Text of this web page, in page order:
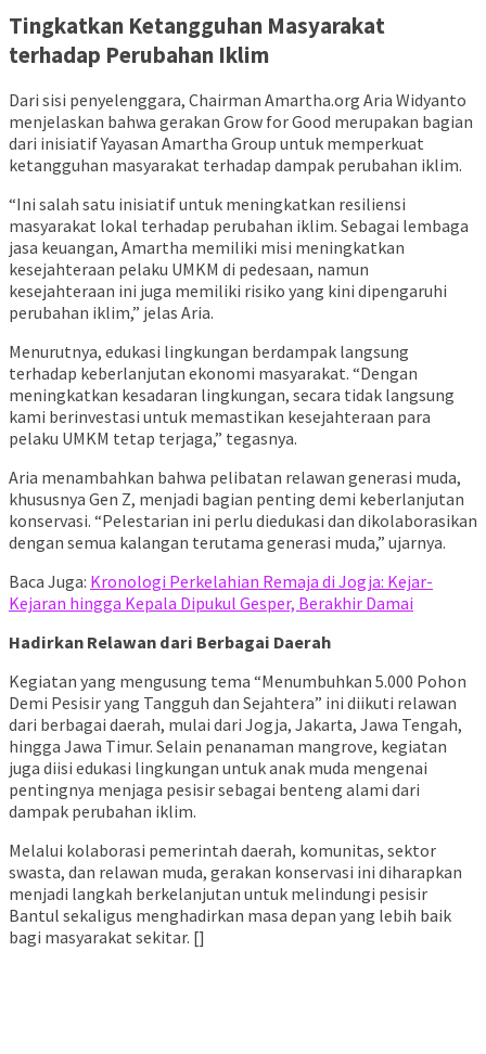
Tingkatkan Ketangguhan Masyarakat
terhadap Perubahan Iklim
Dari sisi penyelenggara, Chairman Amartha.org Aria Widyanto
menjelaskan bahwa gerakan Grow for Good merupakan bagian
dari inisiatif Yayasan Amartha Group untuk memperkuat
ketangguhan masyarakat terhadap dampak perubahan iklim.
“Ini salah satu inisiatif untuk meningkatkan resiliensi
masyarakat lokal terhadap perubahan iklim. Sebagai lembaga
jasa keuangan, Amartha memiliki misi meningkatkan
kesejahteraan pelaku UMKM di pedesaan, namun
kesejahteraan ini juga memiliki risiko yang kini dipengaruhi
perubahan iklim,” jelas Aria.
Menurutnya, edukasi lingkungan berdampak langsung
terhadap keberlanjutan ekonomi masyarakat. “Dengan
meningkatkan kesadaran lingkungan, secara tidak langsung
kami berinvestasi untuk memastikan kesejahteraan para
pelaku UMKM tetap terjaga,” tegasnya.
Aria menambahkan bahwa pelibatan relawan generasi muda,
khususnya Gen Z, menjadi bagian penting demi keberlanjutan
konservasi. “Pelestarian ini perlu diedukasi dan dikolaborasikan
dengan semua kalangan terutama generasi muda,” ujarnya.
Baca Juga: Kronologi Perkelahian Remaja di Jogja: Kejar-
Kejaran hingga Kepala Dipukul Gesper, Berakhir Damai
Hadirkan Relawan dari Berbagai Daerah
Kegiatan yang mengusung tema “Menumbuhkan 5.000 Pohon
Demi Pesisir yang Tangguh dan Sejahtera” ini diikuti relawan
dari berbagai daerah, mulai dari Jogja, Jakarta, Jawa Tengah,
hingga Jawa Timur. Selain penanaman mangrove, kegiatan
juga diisi edukasi lingkungan untuk anak muda mengenai
pentingnya menjaga pesisir sebagai benteng alami dari
dampak perubahan iklim.
Melalui kolaborasi pemerintah daerah, komunitas, sektor
swasta, dan relawan muda, gerakan konservasi ini diharapkan
menjadi langkah berkelanjutan untuk melindungi pesisir
Bantul sekaligus menghadirkan masa depan yang lebih baik
bagi masyarakat sekitar. []